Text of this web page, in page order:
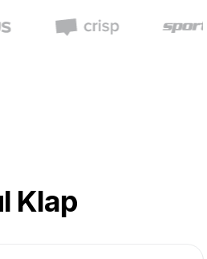
Klap